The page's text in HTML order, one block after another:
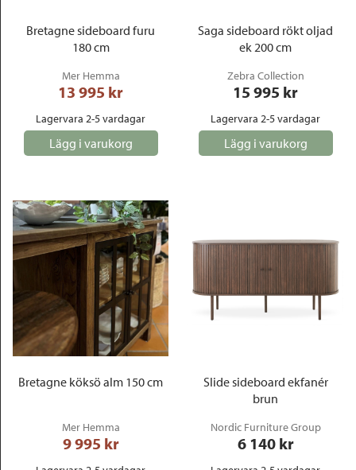
Bretagne sideboard furu
180 cm
Mer Hemma
13 995 kr
Lagervara 2-5 vardagar
Lägg i varukorg
Saga sideboard rökt oljad
ek 200 cm
Zebra Collection
15 995 kr
Lagervara 2-5 vardagar
Lägg i varukorg
Bretagne köksö alm 150 cm
Mer Hemma
9 995 kr
Slide sideboard ekfanér
brun
Nordic Furniture Group
6 140 kr